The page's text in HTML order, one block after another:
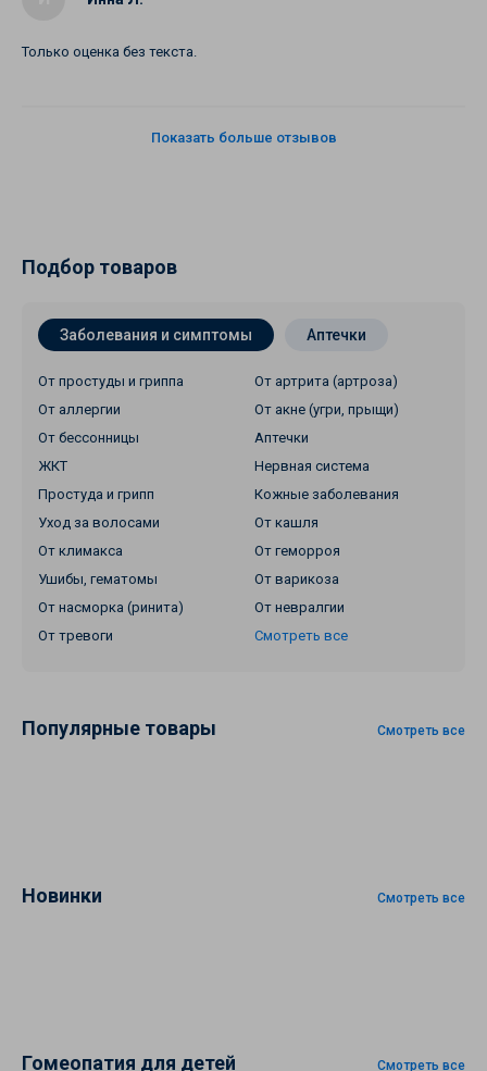
Только оценка без текста.
Показать больше отзывов
Подбор товаров
Заболевания и симптомы Аптечки
От простуды и гриппа
От артрита (артроза)
От аллергии
От акне (угри, прыщи)
От бессонницы
Аптечки
ЖКТ
Нервная система
Простуда и грипп
Кожные заболевания
Уход за волосами
От кашля
От климакса
От геморроя
Ушибы, гематомы
От варикоза
От насморка (ринита)
От невралгии
От тревоги
Смотреть все
Популярные товары Смотреть все
Новинки Смотреть все
Гомеопатия для детей Смотреть все